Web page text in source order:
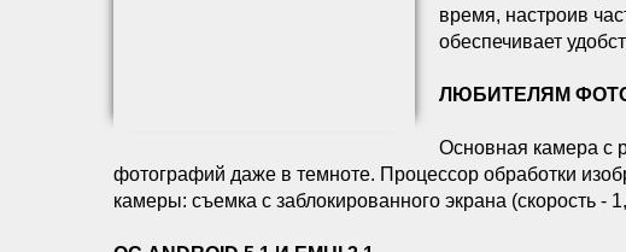
время, настроив
обеспечивает
ЛЮБИТЕЛЯМ
Основная камера с
фотографий даже в темноте. Процессор обработки
камеры: съемка с заблокированного экрана (скорость